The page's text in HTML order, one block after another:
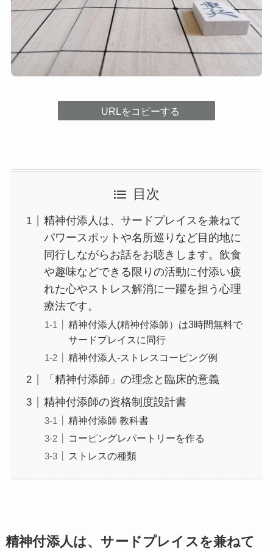
URLをコピーする
目次
精神付添人は、サードプレイスを兼ねて
パワースポットや名所巡りなど目的地に
同行しながらお話をお聴きします。飲食
や趣味などできる限りの活動に付添い疲
れた心やストレス解消に一躍を担う心理
療法です。
精神付添人(精神付添師）は3時間無料で
サードプレイスに同行
精神付添人-ストレスコーピング例
「精神付添師」の理念と臨床的意義
精神付添師の資格制度設計書
精神付添師 教科書
コーピングレパートリーを作る
ストレスの種類
精神付添人は、サードプレイスを兼ねて